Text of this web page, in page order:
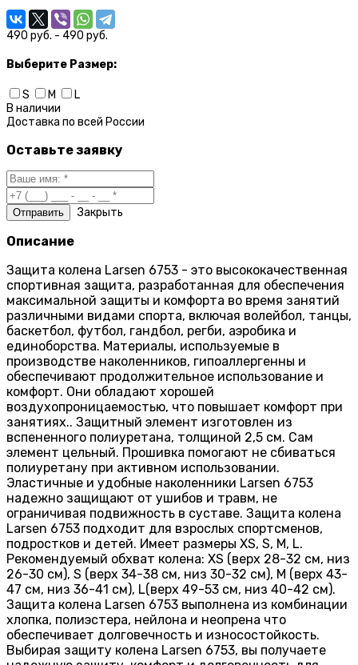
490 руб. - 490 руб.
Выберите Размер:
S M
L
В наличии
Доставка по всей России
Оставьте заявку
Закрыть
Описание
Защита колена Larsen 6753 - это высококачественная
спортивная защита, разработанная для обеспечения
максимальной защиты и комфорта во время занятий
различными видами спорта, включая волейбол, танцы,
баскетбол, футбол, гандбол, регби, аэробика и
единоборства. Материалы, используемые в
производстве наколенников, гипоаллергенны и
обеспечивают продолжительное использование и
комфорт. Они обладают хорошей
воздухопроницаемостью, что повышает комфорт при
занятиях.. Защитный элемент изготовлен из
вспененного полиуретана, толщиной 2,5 см. Сам
элемент цельный. Прошивка помогают не сбиваться
полиуретану при активном использовании.
Эластичные и удобные наколенники Larsen 6753
надежно защищают от ушибов и травм, не
ограничивая подвижность в суставе. Защита колена
Larsen 6753 подходит для взрослых спортсменов,
подростков и детей. Имеет размеры XS, S, M, L.
Рекомендуемый обхват колена: XS (верх 28-32 см, низ
26-30 см), S (верх 34-38 см, низ 30-32 см), M (верх 43-
47 см, низ 36-41 см), L(верх 49-53 см, низ 40-42 см).
Защита колена Larsen 6753 выполнена из комбинации
хлопка, полиэстера, нейлона и неопрена что
обеспечивает долговечность и износостойкость.
Выбирая защиту колена Larsen 6753, вы получаете